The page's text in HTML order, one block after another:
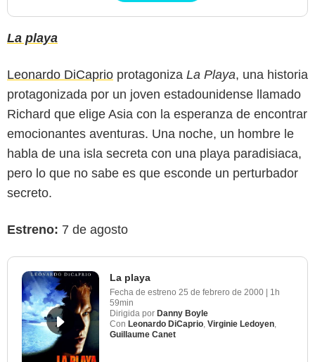
La playa
Leonardo DiCaprio protagoniza La Playa, una historia
protagonizada por un joven estadounidense llamado
Richard que elige Asia con la esperanza de encontrar
emocionantes aventuras. Una noche, un hombre le
habla de una isla secreta con una playa paradisiaca,
pero lo que no sabe es que esconde un perturbador
secreto.
Estreno: 7 de agosto
La playa
Fecha de estreno 25 de febrero de 2000
1h
59min
Dirigida por Danny Boyle
Con Leonardo DiCaprio, Virginie Ledoyen,
Guillaume Canet